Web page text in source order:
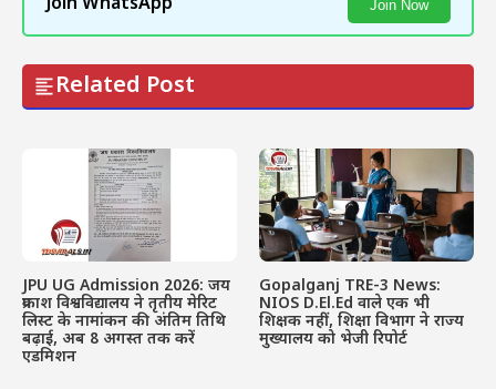
Join WhatsApp Join Now
Related Post
JPU UG Admission 2026: जय
प्रकाश विश्वविद्यालय ने तृतीय मेरिट
लिस्ट के नामांकन की अंतिम तिथि
बढ़ाई, अब 8 अगस्त तक करें
एडमिशन
Gopalganj TRE-3 News:
NIOS D.El.Ed वाले एक भी
शिक्षक नहीं, शिक्षा विभाग ने राज्य
मुख्यालय को भेजी रिपोर्ट